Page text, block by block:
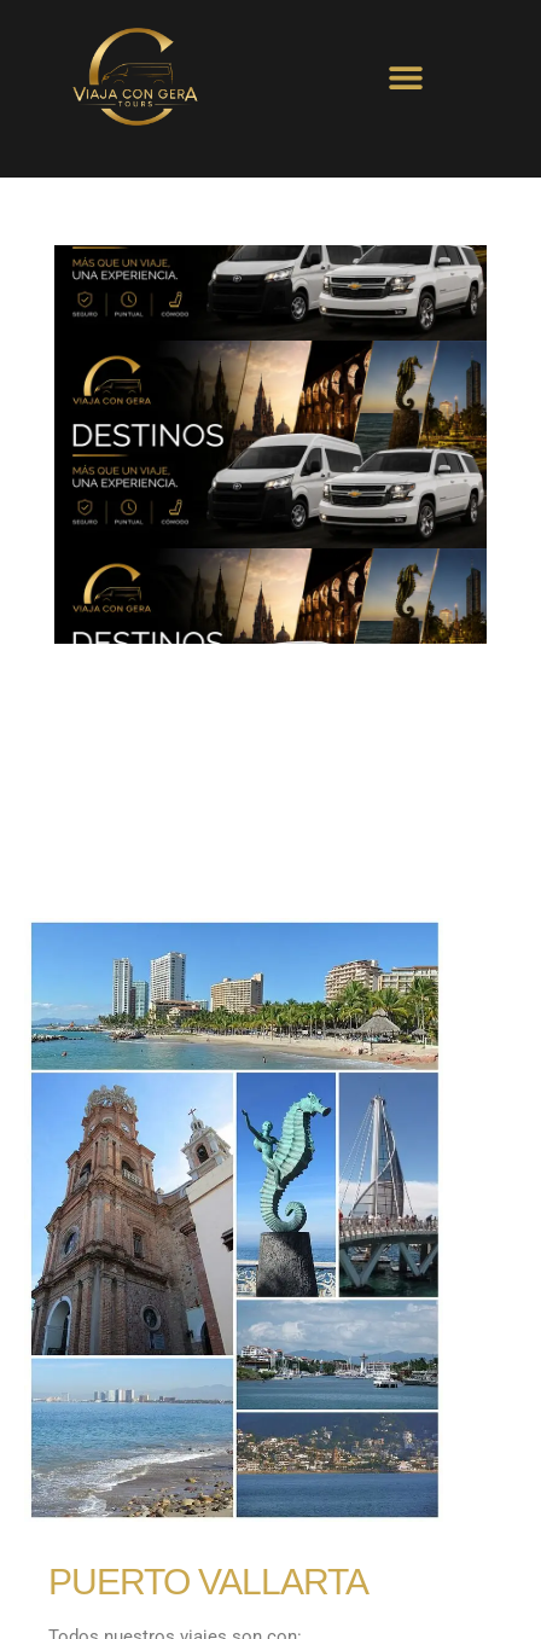
Services
PUERTO VALLARTA